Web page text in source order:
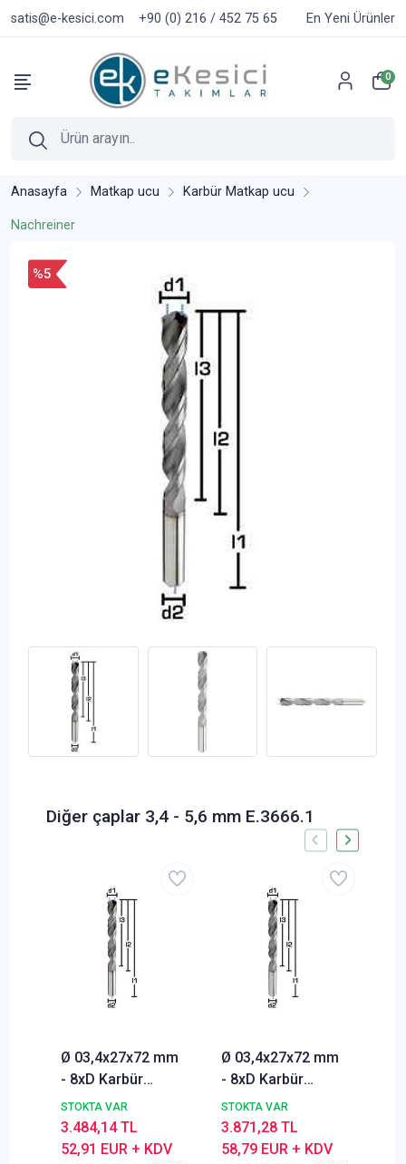
satis@e-kesici.com +90 (0) 216 / 452 75 65 En Yeni Ürünler
0
Anasayfa Matkap ucu Karbür Matkap ucu
Nachreiner
%5
Diğer çaplar 3,4 - 5,6 mm E.3666.1
Ø 03,4x27x72 mm
- 8xD Karbür
Matkap uç, İçten
Soğutmalı, 140°,
BlueCut
STOKTA VAR
52,91 EUR + KDV
3.484,14 TL
Ø 03,4x27x72 mm
- 8xD Karbür
Matkap uç, İçten
Soğutmalı, 140°,
BlueCut
STOKTA VAR
58,79 EUR + KDV
3.871,28 TL